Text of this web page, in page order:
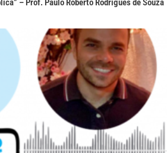
– Prof. Paulo Roberto Rodrigues de Souza